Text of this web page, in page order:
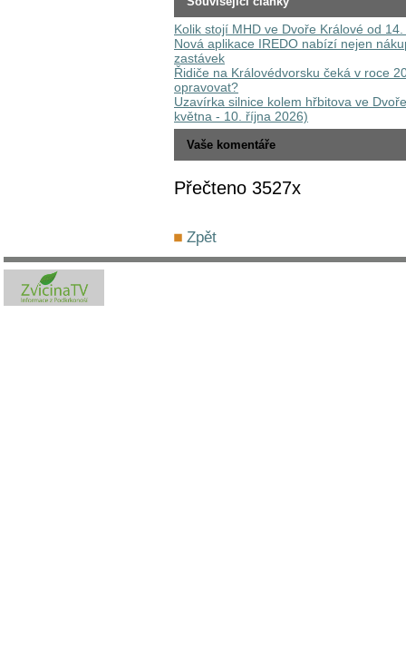
Kolik stojí MHD ve Dvoře Králové od
Nová aplikace IREDO nabízí nejen
zastávek
Řidiče na Královédvorsku čeká v roce
opravovat?
Uzavírka silnice kolem hřbitova ve
května - 10. října 2026)
Vaše komentáře
Přečteno 3527x
Zpět